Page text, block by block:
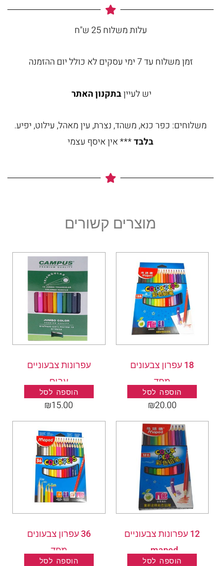
עלות משלוח 25 ש"ח
זמן משלוח עד 7 ימי עסקים לא כולל יום ההזמנה
יש לעייןבתקנון האתר
משלוחים: כפר כנא, משהד, נצרת, עין מאהל, עילוט, יפיע.
בלבד*** אין איסף עצמי
מוצרים קשורים
18 עפרון צבעונים
מפד
הוספה לסל
₪20.00
עפרונות צבעוניים
עבים
הוספה לסל
₪15.00
12 עפרונות צבעוניים
maped .
הוספה לסל
36 עפרון צבעונים
מפד
הוספה לסל